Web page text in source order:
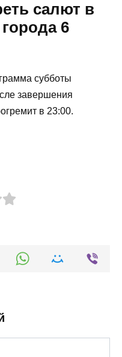
салют в
6
субботы
завершения
в 23:00.